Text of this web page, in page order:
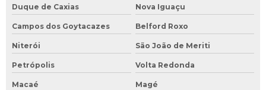
Duque de Caxias Nova Iguaçu
Campos dos Goytacazes Belford Roxo
Niterói São João de Meriti
Petrópolis Volta Redonda
Macaé Magé